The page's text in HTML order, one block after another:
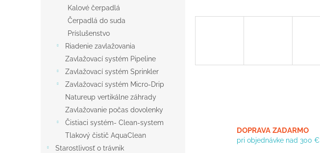
Kalové čerpadlá
Čerpadlá do suda
Príslušenstvo
Riadenie zavlažovania
Zavlažovací systém Pipeline
Zavlažovací systém Sprinkler
Zavlažovací systém Micro-Drip
Natureup vertikálne záhrady
Zavlažovanie počas dovolenky
Čistiaci systém- Clean-system
Tlakový čistič AquaClean
Starostlivosť o trávnik
DOPRAVA ZADARMO
pri objednávke nad 300 €